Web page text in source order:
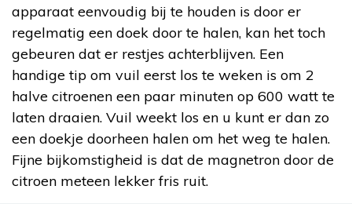
apparaat eenvoudig bij te houden is door er
regelmatig een doek door te halen, kan het toch
gebeuren dat er restjes achterblijven. Een
handige tip om vuil eerst los te weken is om 2
halve citroenen een paar minuten op 600 watt te
laten draaien. Vuil weekt los en u kunt er dan zo
een doekje doorheen halen om het weg te halen.
Fijne bijkomstigheid is dat de magnetron door de
citroen meteen lekker fris ruit.